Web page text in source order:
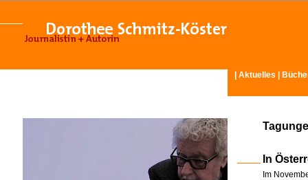
Aktuelles
In
Im